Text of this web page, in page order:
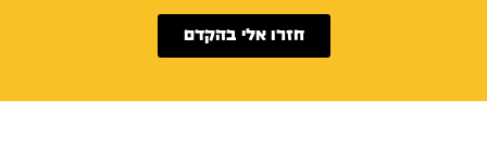
חזרו אלי בהקדם